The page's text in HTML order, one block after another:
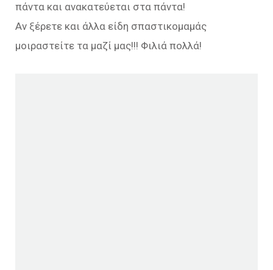
πάντα και ανακατεύεται στα πάντα!
Αν ξέρετε και άλλα είδη σπαστικομαμάς
μοιραστείτε τα μαζί μας!!! Φιλιά πολλά!